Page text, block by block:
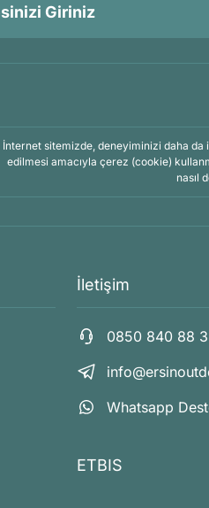
İnternet sitemizde, deneyiminizi daha da
edilmesi amacıyla çerez (cookie)
nasıl
İletişim
0850 840 88
Whatsapp
ETBIS